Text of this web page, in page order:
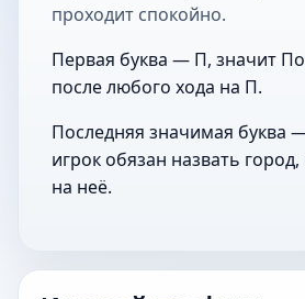
проходит спокойно.
Первая буква — П, значит
после любого хода на П.
Последняя значимая буква
игрок обязан назвать
на неё.